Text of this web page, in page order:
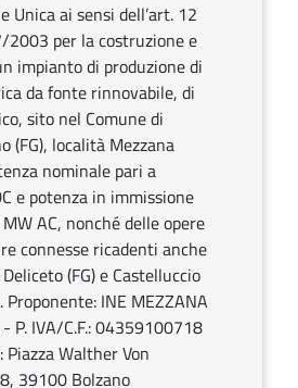
Unica ai sensi dell’art. 12
2003 per la costruzione e
impianto di produzione di
da fonte rinnovabile, di
sito nel Comune di
(FG), località Mezzana
nominale pari a
e potenza in immissione
AC, nonché delle opere
connesse ricadenti anche
(FG) e Castelluccio
Proponente: INE MEZZANA
- P. IVA/C.F.: 04359100718
Piazza Walther Von
39100 Bolzano